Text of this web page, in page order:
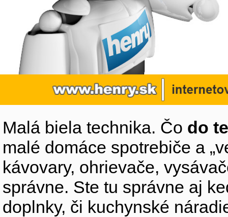
Malá biela technika. Čo do
malé domáce spotrebiče a
kávovary, ohrievače,
správne. Ste tu správne aj
doplnky, či kuchynské